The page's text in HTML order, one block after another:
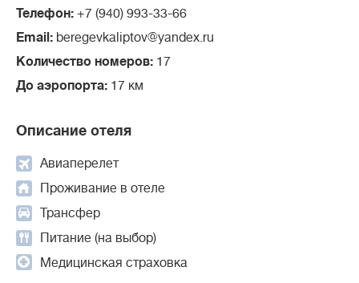
Телефон: +7 (940) 993-33-66
Email: beregevkaliptov@yandex.ru
Количество номеров: 17
До аэропорта: 17 км
Описание отеля
Авиаперелет
Проживание в отеле
Трансфер
Питание (на выбор)
Медицинская страховка